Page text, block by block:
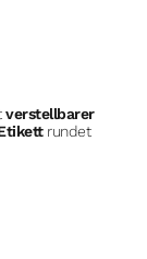
verstellbarer
rundet